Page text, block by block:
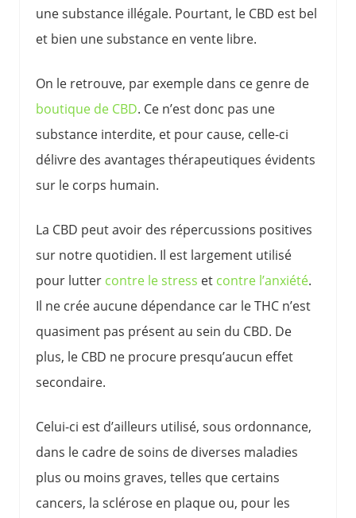
une substance illégale. Pourtant, le CBD est bel
et bien une substance en vente libre.
On le retrouve, par exemple dans ce genre de
boutique de CBD. Ce n’est donc pas une
substance interdite, et pour cause, celle-ci
délivre des avantages thérapeutiques évidents
sur le corps humain.
La CBD peut avoir des répercussions positives
sur notre quotidien. Il est largement utilisé
pour lutter contre le stress et contre l’anxiété.
Il ne crée aucune dépendance car le THC n’est
quasiment pas présent au sein du CBD. De
plus, le CBD ne procure presqu’aucun effet
secondaire.
Celui-ci est d’ailleurs utilisé, sous ordonnance,
dans le cadre de soins de diverses maladies
plus ou moins graves, telles que certains
cancers, la sclérose en plaque ou, pour les